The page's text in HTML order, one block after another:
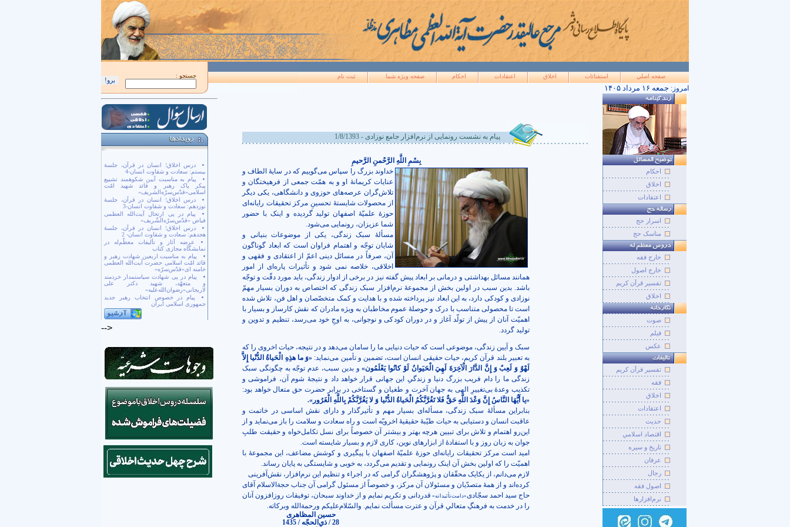
جستجو : صفحه اصلي استفتائات اخلاق اعتقادات احکام صفحه ويژه شما ثبت نام
امروز: ۱۴۰۵ جمعه ۱۶ مرداد
درس اخلاق؛ انسان در قرآن، جلسۀ
بیستم: سعادت و شقاوت انسان-4
پیام به مناسبت آیین شکوهمند تشییع
پیکر پاک رهبر و قائد شهید امّت
اسلامی«قدّس‌سرّه‌الشریف»
درس اخلاق؛ انسان در قرآن، جلسۀ
نوزدهم: سعادت و شقاوت انسان-3
پیام در پی ارتحال آیت‌الله العظمی
فیاض «قدّس‌سرّه‌الشّریف»
درس اخلاق؛ انسان در قرآن، جلسۀ
هجدهم: سعادت و شقاوت انسان- 2
عرضه آثار و تألیفات معظّم‌له در
نمایشگاه مجازی کتاب
پیام به مناسبت اربعین شهادت رهبر و
قائد امّت اسلامی حضرت آیت‌الله العظمی
خامنه ای«قدّس‌سرّه»
پیام در پی شهادت سیاستمدار خردمند
و متعهّد، شهید دکتر علی
لاریجانی«رضوان‌الله‌علیه»
پیام در خصوص انتخاب رهبر جدید
جمهوری اسلامی ایران
-->
پيام به نشست رونمایی از نرم‌افزار جامع نوزادی - 1/8/1393
بِسْمِ اللَّهِ الرَّحْمنِ الرَّحيمِ
خداوند بزرگ را سپاس می‌گوییم که در سایۀ الطاف و
عنایات کریمانۀ او و به همّت جمعی از فرهیختگان و
تلاش‌گران عرصه‌های حوزوی و دانشگاهی، یکی دیگر
از محصولات شایستۀ تحسینِ مرکز تحقیقات رایانه‌ای
حوزۀ علمیّۀ اصفهان تولید گردیده و اینک با حضور
شما عزیزان، رونمایی می‌شود.
مسألۀ سبک زندگی، یکی از موضوعات بنیانی و
شایان توجّه و اهتمام فراوان است که ابعاد گوناگون
آن، صرفاً در مسائل دینی اعمّ از اعتقادی و فقهی و
اخلاقی، خلاصه نمی شود و تأثیرات پاره‌ای از امور
همانند مسائل بهداشتی و درمانی بر ابعاد پیش گفته نیز در برخی از ادوار زندگی، باید مورد دقّت و توجّه
باشد. بدین سبب در اولین بخش از مجموعۀ نرم‌افزار سبک زندگی که اختصاص به دوران بسیار مهمّ
نوزادی و کودکی دارد، به این ابعاد نیز پرداخته شده و با هدایت و کمک متخصّصان و اهل فن، تلاش شده
است تا محصولی متناسب با درک و حوصلۀ عموم مخاطبان به ویژه مادران که نقش کارساز و بسیار با
اهمیّت آنان از پیش از تولّد آغاز و در دوران کودکی و نوجوانی، به اوجِ خود می‌رسد، تنظیم و تدوین و
تولید گردد.
سبک و آیین زندگی، موضوعی است که حیات دنیایی ما را سامان می‌دهد و در نتیجه، حیات اخروی را که
به تعبیر بلند قرآن کریم، حیات حقیقی انسان است، تضمین و تأمین می‌نماید: «وَ ما هذِهِ الْحَياةُ الدُّنْيا إِلاَّ
لَهْوٌ وَ لَعِبٌ وَ إِنَّ الدَّارَ الْآخِرَةَ لَهِيَ الْحَيَوانُ لَوْ كانُوا يَعْلَمُون‏»و بدین سبب، عدم توجّه به چگونگی سبک
زندگی ما را دام فریب بزرگ دنیا و زندگیِ این جهانی قرار خواهد داد و نتیجۀ شوم آن، فراموشی و
تکذیب وعدۀ بی‌تغییرِ الهی به جهان آخرت و طغیان و گستاخی در برابر حضرت حق متعال خواهد بود:
«يا أَيُّهَا النَّاسُ إِنَّ وَعْدَ اللَّهِ حَقٌّ فَلا تَغُرَّنَّكُمُ الْحَياةُ الدُّنْيا وَ لا يَغُرَّنَّكُمْ بِاللَّهِ الْغَرُور».
بنابراین مسألۀ سبک زندگی، مسأله‌ای بسیار مهم و تأثیرگذار و دارای نقش اساسی در خاتمت و
عاقبت انسان و دستیابی به حیات طیّبۀ حقیقیۀ اخرویّه است و راه سعادت و سلامت را باز می‌نماید و از
این‌رو اهتمام و تلاش برای تبیین هرچه بهتر و بیشتر آن خصوصاً برای نسل تکامل‌خواه و حقیقت طلبِ
جوان به زبان روز و با استفادۀ از ابزارهای نوین، کاری لازم و بسیار شایسته است.
امید است مرکز تحقیقات رایانه‌ای حوزۀ علمیّۀ اصفهان با پیگیری و کوشش مضاعف، این مجموعۀ با
اهمیّت را که اولین بخش آن اینک رونمایی و تقدیم می‌گردد، به خوبی و شایستگی به پایان رساند.
لازم می‌دانم، از یکایک محقّقان و پژوهشگران گرامی که در اجراء و تنظیم این نرم‌افزار، نقش‌آفرینی
کرده‌اند و از همۀ متصدّیان و مسئولان آن مرکز، و خصوصاً از مسئول گرامی آن جناب حجة‌الاسلام آقای
حاج سید احمد سجّادی«دامت‌تأئیداته» قدردانی و تکریم نمایم و از خداوند سبحان، توفیقات روزافزون آنان
را در خدمت به فرهنگِ متعالیِ قرآن و عترت مسألت نمایم. والسّلام‌علیکم ورحمة‌الله وبرکاته.
حسین المظاهری
28 / ذی‌الحجّه / 1435
احکام
اخلاق
اعتقادات
اسرار حج
مناسک حج
خارج فقه
خارج اصول
تفسیر قرآن کریم
اخلاق
صوت
فيلم
عکس
تفسير قرآن کريم
فقه
اخلاق
اعتقادات
حديث
اقتصاد اسلامي
تاريخ و سيره
عرفان
رجال
اصول فقه
نرم‌افزارها